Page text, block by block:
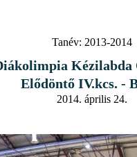
Tanév: 2013-2014
Kézilabda
Elődöntő IV.kcs. -
2014. április 24.